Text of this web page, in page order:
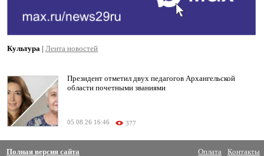
Культура | Лента новостей
Президент отметил двух педагогов Архангельской
области почетными званиями
05.08.26 16:46 377
Полная версия сайта Оплата Контакты